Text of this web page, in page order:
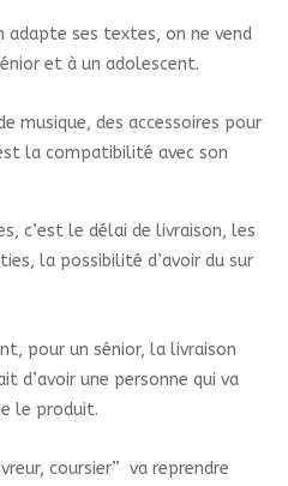
adapte ses textes, on ne vend
et à un adolescent.
musique, des accessoires pour
la compatibilité avec son
c’est le délai de livraison, les
la possibilité d’avoir du sur
pour un sénior, la livraison
d’avoir une personne qui va
le produit.
coursier” va reprendre